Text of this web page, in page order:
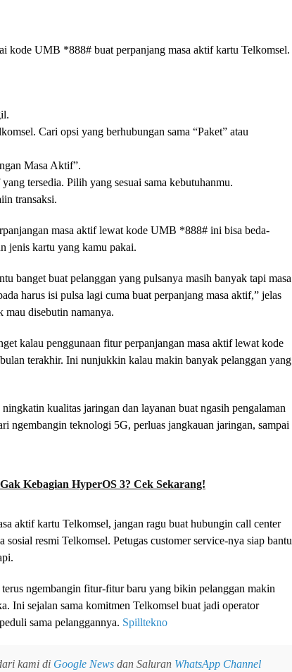
kode UMB *888# buat perpanjang masa aktif kartu Telkomsel.
Cari opsi yang berhubungan sama “Paket” atau
Masa Aktif”.
tersedia. Pilih yang sesuai sama kebutuhanmu.
transaksi.
masa aktif lewat kode UMB *888# ini bisa beda-
jenis kartu yang kamu pakai.
banget buat pelanggan yang pulsanya masih banyak tapi masa
harus isi pulsa lagi cuma buat perpanjang masa aktif,” jelas
mau disebutin namanya.
kalau penggunaan fitur perpanjangan masa aktif lewat kode
terakhir. Ini nunjukkin kalau makin banyak pelanggan yang
kualitas jaringan dan layanan buat ngasih pengalaman
ngembangin teknologi 5G, perluas jangkauan jaringan, sampai
Kebagian HyperOS 3? Cek Sekarang!
aktif kartu Telkomsel, jangan ragu buat hubungin call center
resmi Telkomsel. Petugas customer service-nya siap bantu
ngembangin fitur-fitur baru yang bikin pelanggan makin
Ini sejalan sama komitmen Telkomsel buat jadi operator
sama pelanggannya. Spilltekno
kami di Google News dan Saluran WhatsApp Channel